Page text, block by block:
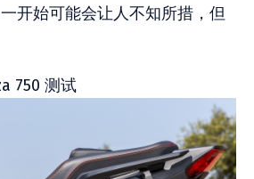
开始可能会让人不知所措，但